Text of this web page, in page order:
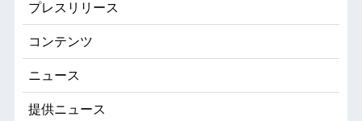
プレスリリース
コンテンツ
ニュース
提供ニュース